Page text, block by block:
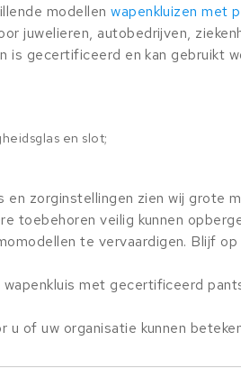
modellenwapenkluizen met
juwelieren, autobedrijven,
is gecertificeerd en kan gebruikt
en slot;
en zorginstellingen zien wij grote
toebehoren veilig kunnen
te vervaardigen. Blijf
met gecertificeerd
u of uw organisatie kunnen